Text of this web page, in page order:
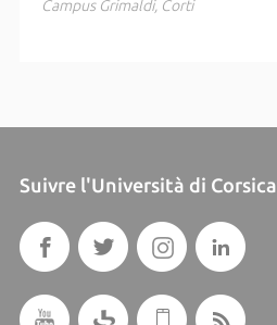
Campus Grimaldi, Corti
Suivre l'Università di Corsica